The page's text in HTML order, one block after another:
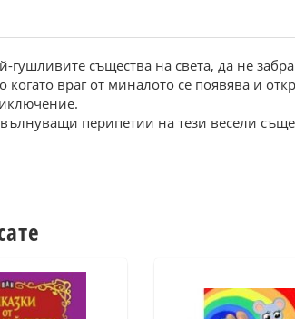
гушливите същества на света, да не
враг от миналото се появява и
перипетии на тези весели